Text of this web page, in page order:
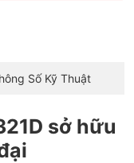
Số Kỹ Thuật
sở hữu